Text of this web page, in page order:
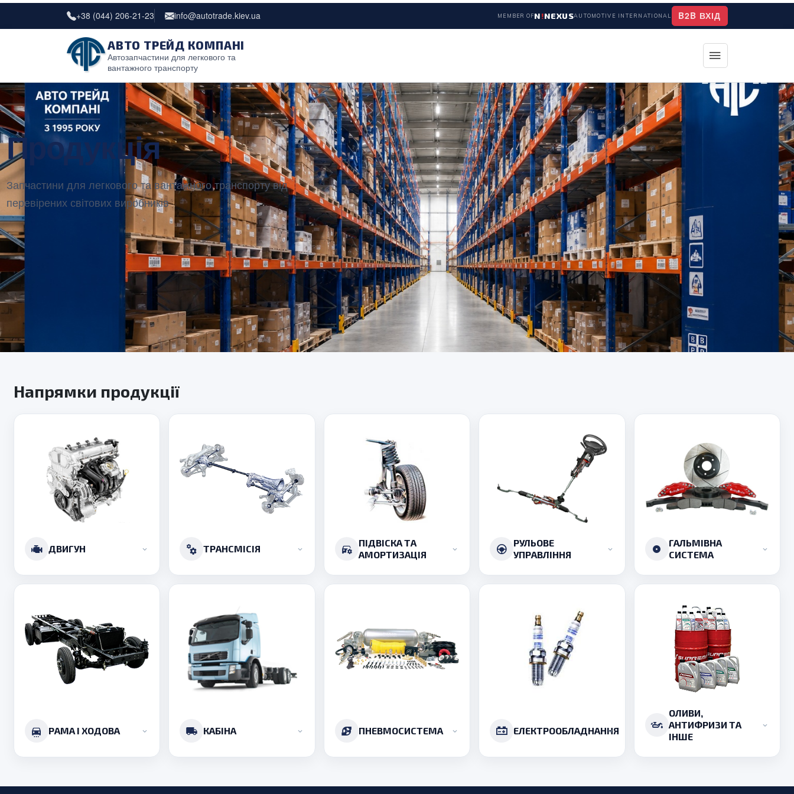
+38 (044) 206-21-23 info@autotrade.kiev.ua MEMBER OFN!NEXUSAUTOMOTIVE INTERNATIONAL B2B ВХІД
АВТО ТРЕЙД КОМПАНІ
Автозапчастини для легкового та
вантажного транспорту
Продукція
Запчастини для легкового та вантажного транспорту від
перевірених світових виробників
Напрямки продукції
ДВИГУН ТРАНСМІСІЯ
ПІДВІСКА ТА
АМОРТИЗАЦІЯ
РУЛЬОВЕ
УПРАВЛІННЯ
ГАЛЬМІВНА
СИСТЕМА
РАМА І ХОДОВА КАБІНА ПНЕВМОСИСТЕМА ЕЛЕКТРООБЛАДНАННЯ
ОЛИВИ,
АНТИФРИЗИ ТА
ІНШЕ